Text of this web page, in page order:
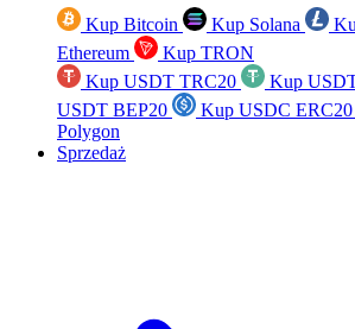
Kup Bitcoin Kup Solana
Ethereum
Kup TRON
Kup USDT TRC20
Kup
USDT BEP20
Kup USDC ERC20
Polygon
Sprzedaż